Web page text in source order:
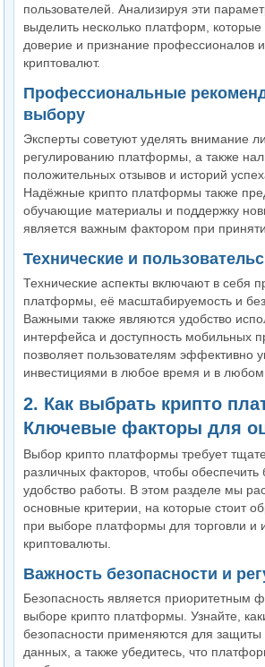
пользователей. Анализируя эти
выделить несколько платформ, которые
доверие и признание профессионалов
криптовалют.
Профессиональные
выбору
Эксперты советуют уделять внимание
регулированию платформы, а также
положительных отзывов и историй
Надёжные крипто платформы также
обучающие материалы и поддержку
является важным фактором при
Технические и
Технические аспекты включают в себя
платформы, её масштабируемость и
Важными также являются удобство
интерфейса и доступность мобильных
позволяет пользователям эффективно
инвестициями в любое время и в любом
2. Как выбрать крипто
Ключевые факторы для
Выбор крипто платформы требует
различных факторов, чтобы обеспечить
удобство работы. В этом разделе мы
основные критерии, на которые стоит
при выборе платформы для торговли и
криптовалюты.
Важность безопасности и
Безопасность является приоритетным
выборе крипто платформы. Узнайте,
безопасности применяются для защиты
данных, а также убедитесь, что